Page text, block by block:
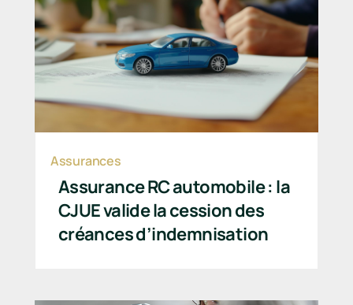
Assurance RC automobile : la
CJUE valide la cession des
créances d’indemnisation
Assurances